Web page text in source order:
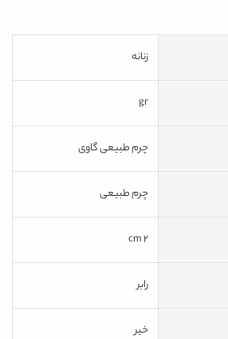
زنانه
gr
چرم طبیعی گاوی
چرم طبیعی
رابر
خیر